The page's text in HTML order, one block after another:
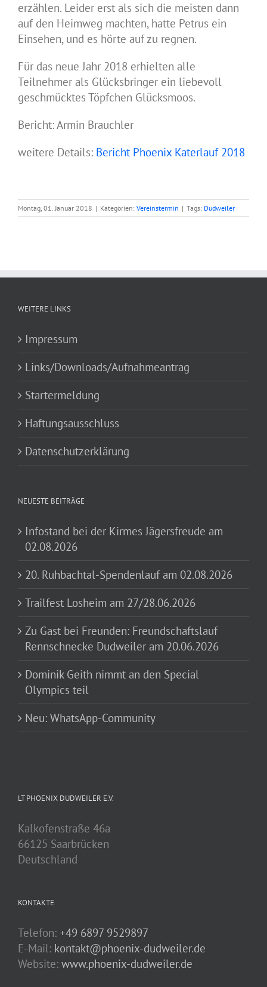
erzählen. Leider erst als sich die meisten dann
auf den Heimweg machten, hatte Petrus ein
Einsehen, und es hörte auf zu regnen.
Für das neue Jahr 2018 erhielten alle
Teilnehmer als Glücksbringer ein liebevoll
geschmücktes Töpfchen Glücksmoos.
Bericht: Armin Brauchler
weitere Details: Bericht Phoenix Katerlauf 2018
Montag, 01. Januar 2018 | Kategorien: Vereinstermin | Tags: Dudweiler
WEITERE LINKS
Impressum
Links/Downloads/Aufnahmeantrag
Startermeldung
Haftungsausschluss
Datenschutzerklärung
NEUESTE BEITRÄGE
Infostand bei der Kirmes Jägersfreude am
02.08.2026
20. Ruhbachtal-Spendenlauf am 02.08.2026
Trailfest Losheim am 27/28.06.2026
Zu Gast bei Freunden: Freundschaftslauf
Rennschnecke Dudweiler am 20.06.2026
Dominik Geith nimmt an den Special
Olympics teil
Neu: WhatsApp-Community
LT PHOENIX DUDWEILER E.V.
Kalkofenstraße 46a
66125 Saarbrücken
Deutschland
KONTAKTE
Telefon: +49 6897 9529897
E-Mail: kontakt@phoenix-dudweiler.de
Website: www.phoenix-dudweiler.de